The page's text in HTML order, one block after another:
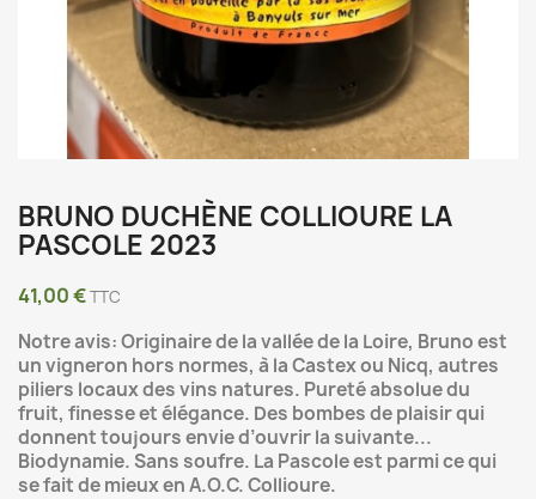
BRUNO DUCHÈNE COLLIOURE LA
PASCOLE 2023
41,00 €TTC
Notre avis: Originaire de la vallée de la Loire, Bruno est
un vigneron hors normes, à la Castex ou Nicq, autres
piliers locaux des vins natures. Pureté absolue du
fruit, finesse et élégance. Des bombes de plaisir qui
donnent toujours envie d’ouvrir la suivante...
Biodynamie. Sans soufre. La Pascole est parmi ce qui
se fait de mieux en A.O.C. Collioure.